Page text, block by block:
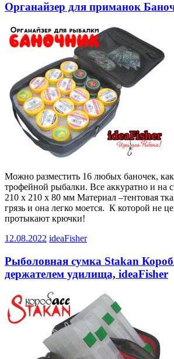
Органайзер для приманок
Можно разместить 16 любых баночек,
трофейной рыбалки. Все аккуратно и на
210 х 210 х 80 мм Материал –тентовая
грязь и она легко моется. К которой не
протыкают крючки!
12.08.2022 ideaFisher
Рыболовная сумка Stakan
держателем удилища, ideaFisher